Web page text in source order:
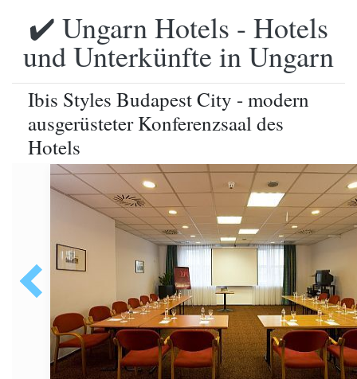
✔️ Ungarn Hotels - Hotels
und Unterkünfte in Ungarn
Ibis Styles Budapest City - modern
ausgerüsteter Konferenzsaal des
Hotels